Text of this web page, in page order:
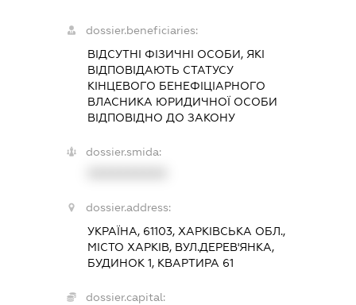
dossier.beneficiaries:
ВІДСУТНІ ФІЗИЧНІ ОСОБИ, ЯКІ
ВІДПОВІДАЮТЬ СТАТУСУ
КІНЦЕВОГО БЕНЕФІЦІАРНОГО
ВЛАСНИКА ЮРИДИЧНОЇ ОСОБИ
ВІДПОВІДНО ДО ЗАКОНУ
dossier.smida:
dossier.address:
УКРАЇНА, 61103, ХАРКІВСЬКА ОБЛ.,
МІСТО ХАРКІВ, ВУЛ.ДЕРЕВ'ЯНКА,
БУДИНОК 1, КВАРТИРА 61
dossier.capital: